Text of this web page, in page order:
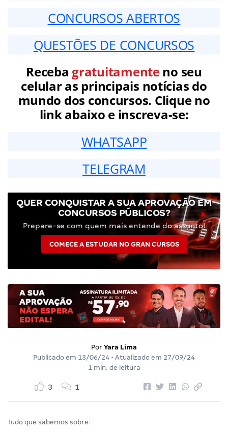
CONCURSOS ABERTOS
QUESTÕES DE CONCURSOS
Receba gratuitamenteno seu
celular as principais notícias do
mundo dos concursos. Clique no
link abaixo e inscreva-se:
WHATSAPP
TELEGRAM
QUER CONQUISTAR A SUA APROVAÇÃO EM
CONCURSOS PÚBLICOS?
Prepare-se com quem mais entende do assunto!
COMECE A ESTUDAR NO GRAN CURSOS
Por Yara Lima
Publicado em 13/06/24 • Atualizado em 27/09/24
1 min. de leitura
3 1
Tudo que sabemos sobre: